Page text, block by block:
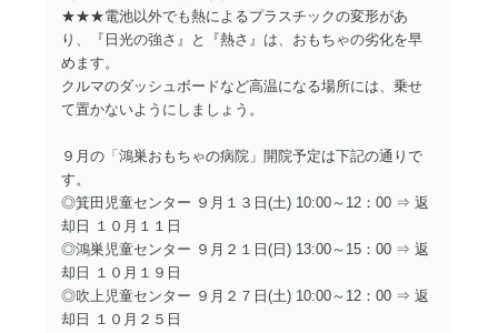
★★★電池以外でも熱によるプラスチックの変形があ
り、『日光の強さ』と『熱さ』は、おもちゃの劣化を早
めます。
クルマのダッシュボードなど高温になる場所には、乗せ
て置かないようにしましょう。
９月の「鴻巣おもちゃの病院」開院予定は下記の通りで
す。
◎箕田児童センター ９⽉１３⽇(⼟) 10:00～12：00 ⇒ 返
却⽇ １０⽉１１⽇
◎鴻巣児童センター ９月２１日(日) 13:00～15：00 ⇒ 返
却⽇ １０⽉１９⽇
◎吹上児童センター ９⽉２７⽇(⼟) 10:00～12：00 ⇒ 返
却⽇ １０⽉２５⽇